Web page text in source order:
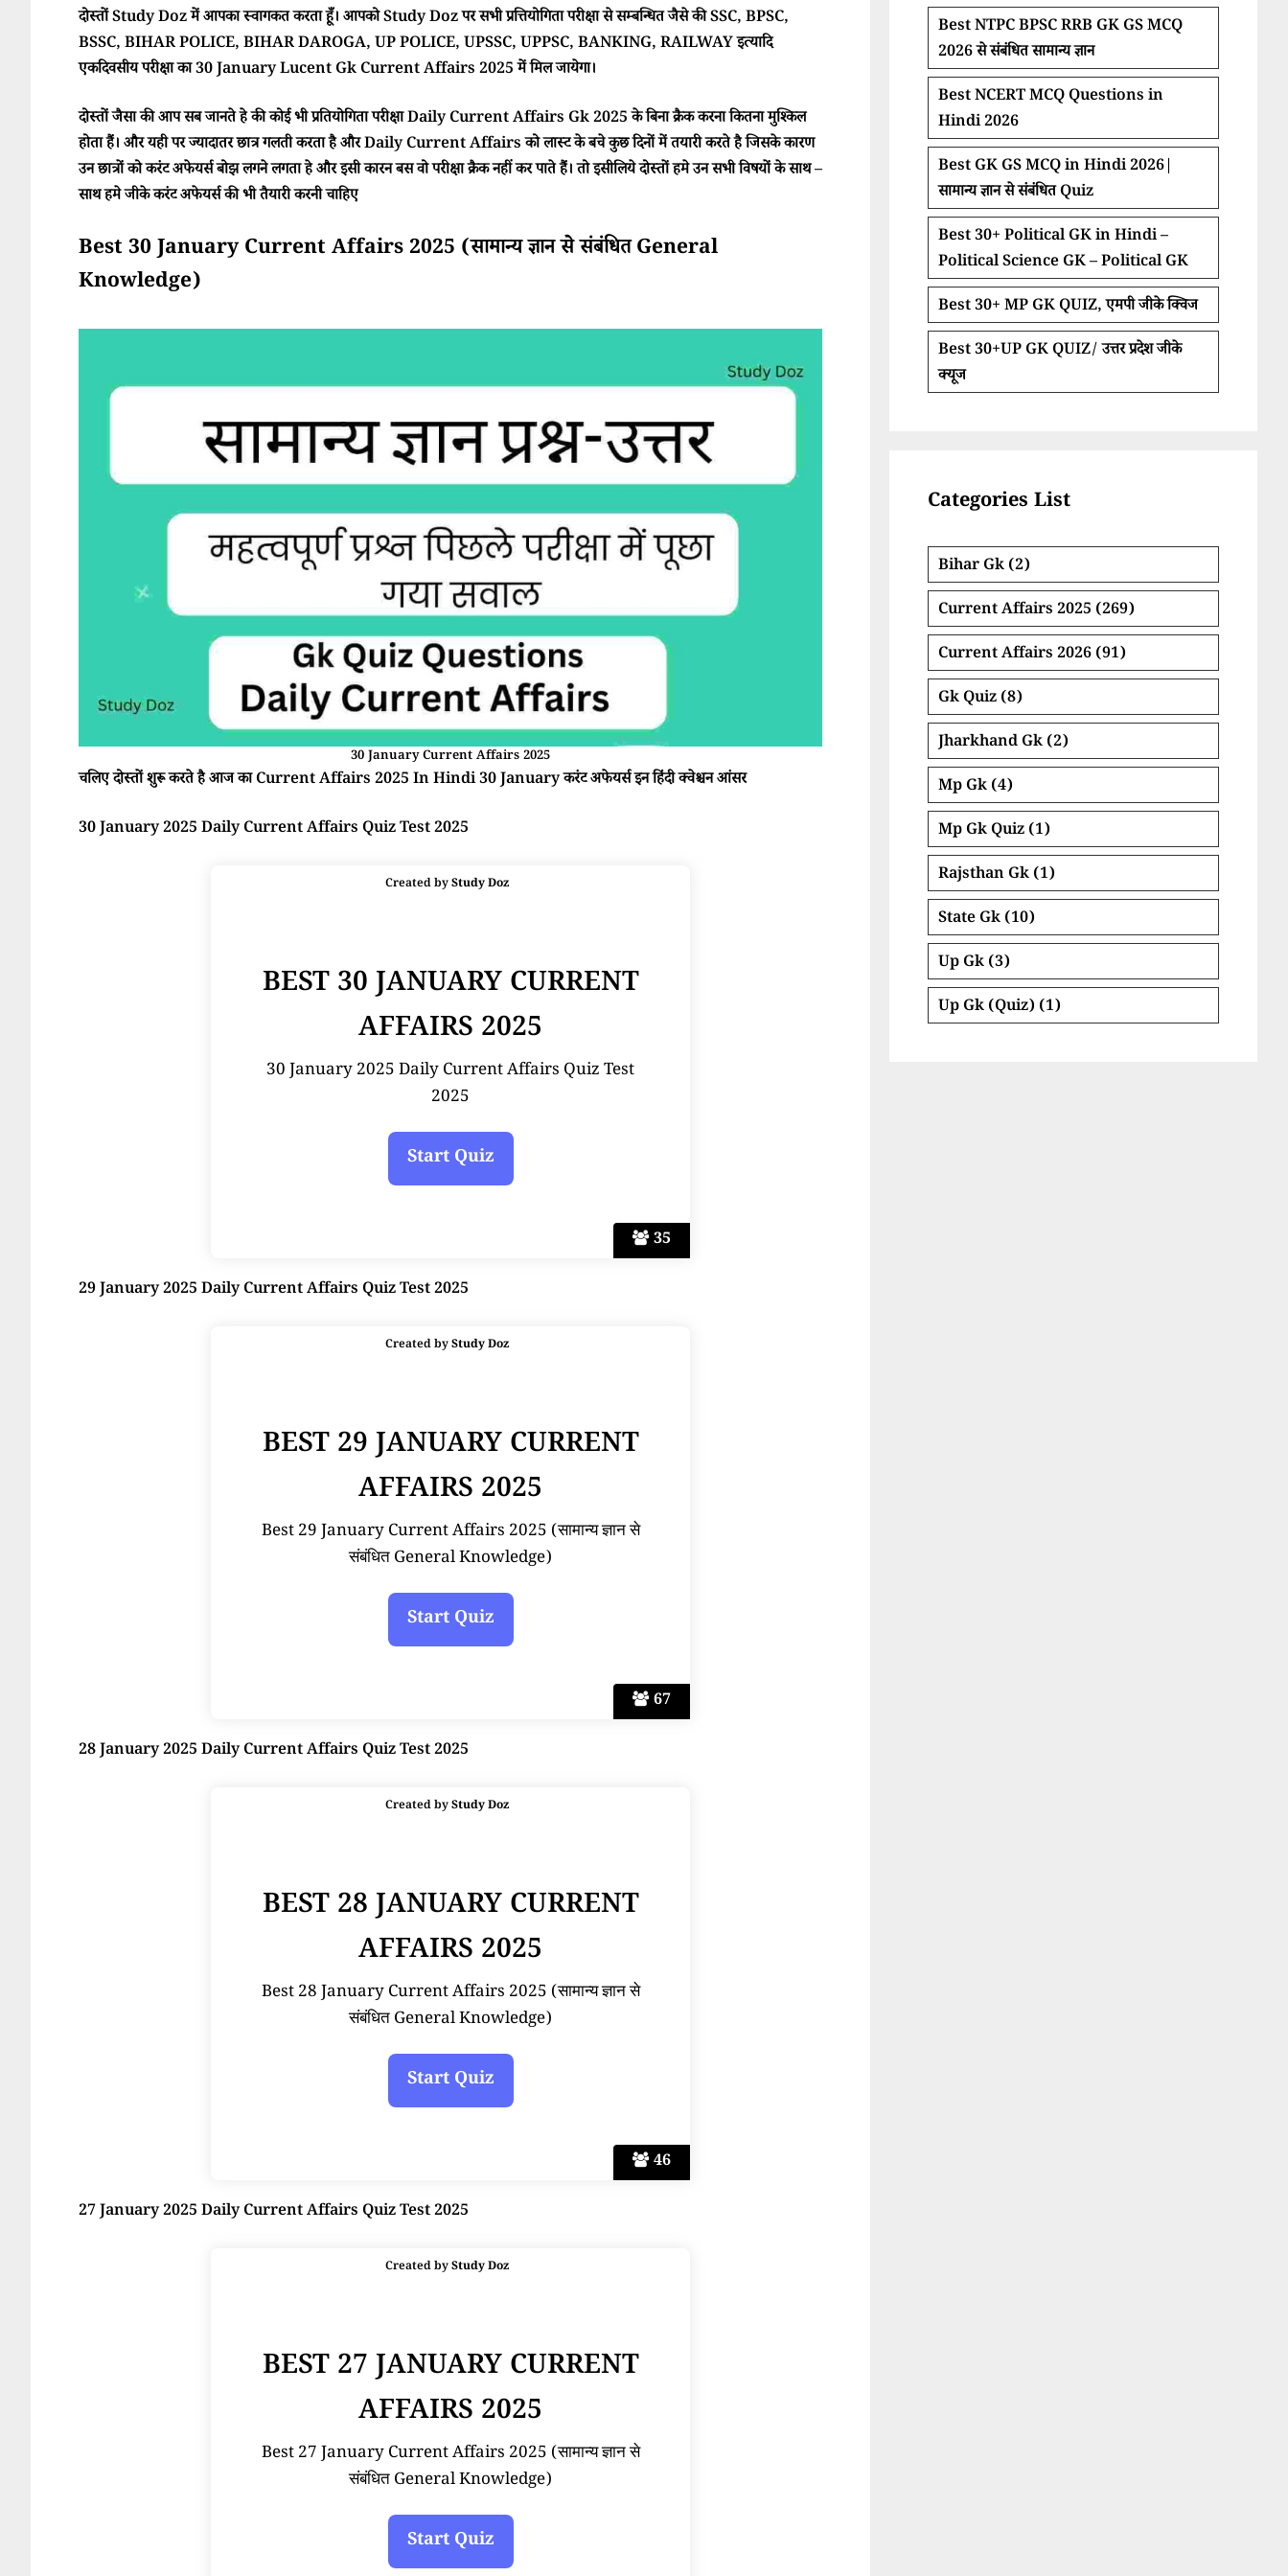
दोस्तों Study Doz में आपका स्वागकत करता हूँ। आपको Study Doz पर सभी प्रत्तियोगिता परीक्षा से सम्बन्धित जैसे की SSC, BPSC,
BSSC, BIHAR POLICE, BIHAR DAROGA, UP POLICE, UPSSC, UPPSC, BANKING, RAILWAY इत्यादि
एकदिवसीय परीक्षा का 30 January Lucent Gk Current Affairs 2025 में मिल जायेगा।
दोस्तों जैसा की आप सब जानते हे की कोई भी प्रतियोगिता परीक्षा Daily Current Affairs Gk 2025 के बिना क्रैक करना कितना मुश्किल
होता हैं। और यही पर ज्यादातर छात्र गलती करता है और Daily Current Affairs को लास्ट के बचे कुछ दिनों में तयारी करते है जिसके कारण
उन छात्रों को करंट अफेयर्स बोझ लगने लगता हे और इसी कारन बस वो परीक्षा क्रैक नहीं कर पाते हैं। तो इसीलिये दोस्तों हमे उन सभी विषयों के साथ –
साथ हमे जीके करंट अफेयर्स की भी तैयारी करनी चाहिए
Best 30 January Current Affairs 2025 (सामान्य ज्ञान से संबंधित General
Knowledge)
30 January Current Affairs 2025
चलिए दोस्तों शुरू करते है आज का Current Affairs 2025 In Hindi 30 January करंट अफेयर्स इन हिंदी क्वेश्चन आंसर
30 January 2025 Daily Current Affairs Quiz Test 2025
35
Created byStudy Doz
BEST 30 JANUARY CURRENT
AFFAIRS 2025
30 January 2025 Daily Current Affairs Quiz Test
2025
29 January 2025 Daily Current Affairs Quiz Test 2025
67
Created byStudy Doz
BEST 29 JANUARY CURRENT
AFFAIRS 2025
Best 29 January Current Affairs 2025 (सामान्य ज्ञान से
संबंधित General Knowledge)
28 January 2025 Daily Current Affairs Quiz Test 2025
46
Created byStudy Doz
BEST 28 JANUARY CURRENT
AFFAIRS 2025
Best 28 January Current Affairs 2025 (सामान्य ज्ञान से
संबंधित General Knowledge)
27 January 2025 Daily Current Affairs Quiz Test 2025
Created byStudy Doz
BEST 27 JANUARY CURRENT
AFFAIRS 2025
Best 27 January Current Affairs 2025 (सामान्य ज्ञान से
संबंधित General Knowledge)
Best NTPC BPSC RRB GK GS MCQ
2026 से संबंधित सामान्य ज्ञान
Best NCERT MCQ Questions in
Hindi 2026
Best GK GS MCQ in Hindi 2026|
सामान्य ज्ञान से संबंधित Quiz
Best 30+ Political GK in Hindi –
Political Science GK – Political GK
Best 30+ MP GK QUIZ, एमपी जीके क्विज
Best 30+UP GK QUIZ/ उत्तर प्रदेश जीके
क्यूज
Categories List
Bihar Gk (2)
Current Affairs 2025 (269)
Current Affairs 2026 (91)
Gk Quiz (8)
Jharkhand Gk (2)
Mp Gk (4)
Mp Gk Quiz (1)
Rajsthan Gk (1)
State Gk (10)
Up Gk (3)
Up Gk (Quiz) (1)